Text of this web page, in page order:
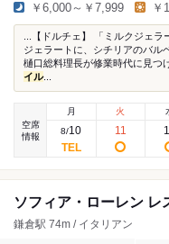
￥6,000～￥7,999 ￥
...【ドルチェ】 「ミルクジェラ
ジェラートに、シチリアのバル
樋口総料理長が修業時代に見つ
イル...
空席
情報
月
8/10
火
11
ソフィア・ローレン レ
鎌倉駅 74m / イタリアン